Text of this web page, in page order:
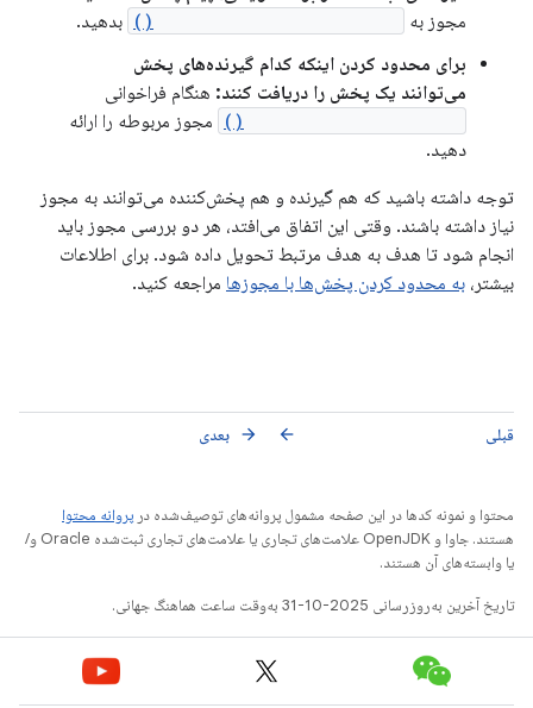
مجوز به
بدهید.
برای محدود کردن اینکه کدام گیرنده‌های پخش
می‌توانند یک پخش را دریافت کنند: هنگام فراخوانی
مجوز مربوطه را ارائه
دهید.
توجه داشته باشید که هم گیرنده و هم پخش‌کننده می‌توانند به مجوز
نیاز داشته باشند. وقتی این اتفاق می‌افتد، هر دو بررسی مجوز باید
انجام شود تا هدف به هدف مرتبط تحویل داده شود. برای اطلاعات
بیشتر، به محدود کردن پخش‌ها با مجوزها مراجعه کنید.
قبلی arrow_back بعدی arrow_forward
محتوا و نمونه کدها در این صفحه مشمول پروانه‌های توصیف‌شده در پروانه محتوا
هستند. جاوا و OpenJDK علامت‌های تجاری یا علامت‌های تجاری ثبت‌شده Oracle و/
یا وابسته‌های آن هستند.
تاریخ آخرین به‌روزرسانی 2025-10-31 به‌وقت ساعت هماهنگ جهانی.